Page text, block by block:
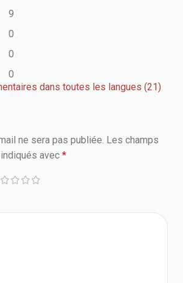
9
0
0
0
dans toutes les langues (21)
ne sera pas publiée. Les champs
avec *